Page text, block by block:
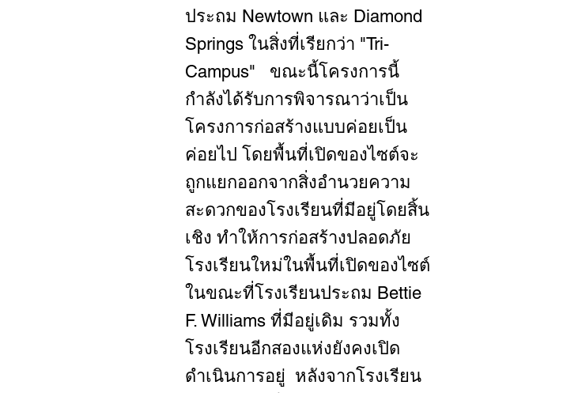
ประถม Newtown และ Diamond
Springs ในสิ่งที่เรียกว่า "Tri-
Campus" ขณะนี้โครงการนี้
กำลังได้รับการพิจารณาว่าเป็น
โครงการก่อสร้างแบบค่อยเป็น
ค่อยไป โดยพื้นที่เปิดของไซต์จะ
ถูกแยกออกจากสิ่งอำนวยความ
สะดวกของโรงเรียนที่มีอยู่โดยสิ้น
เชิง ทำให้การก่อสร้างปลอดภัย
โรงเรียนใหม่ในพื้นที่เปิดของไซต์
ในขณะที่โรงเรียนประถม Bettie
F. Williams ที่มีอยู่เดิม รวมทั้ง
โรงเรียนอีกสองแห่งยังคงเปิด
ดำเนินการอยู่ หลังจากโรงเรียน